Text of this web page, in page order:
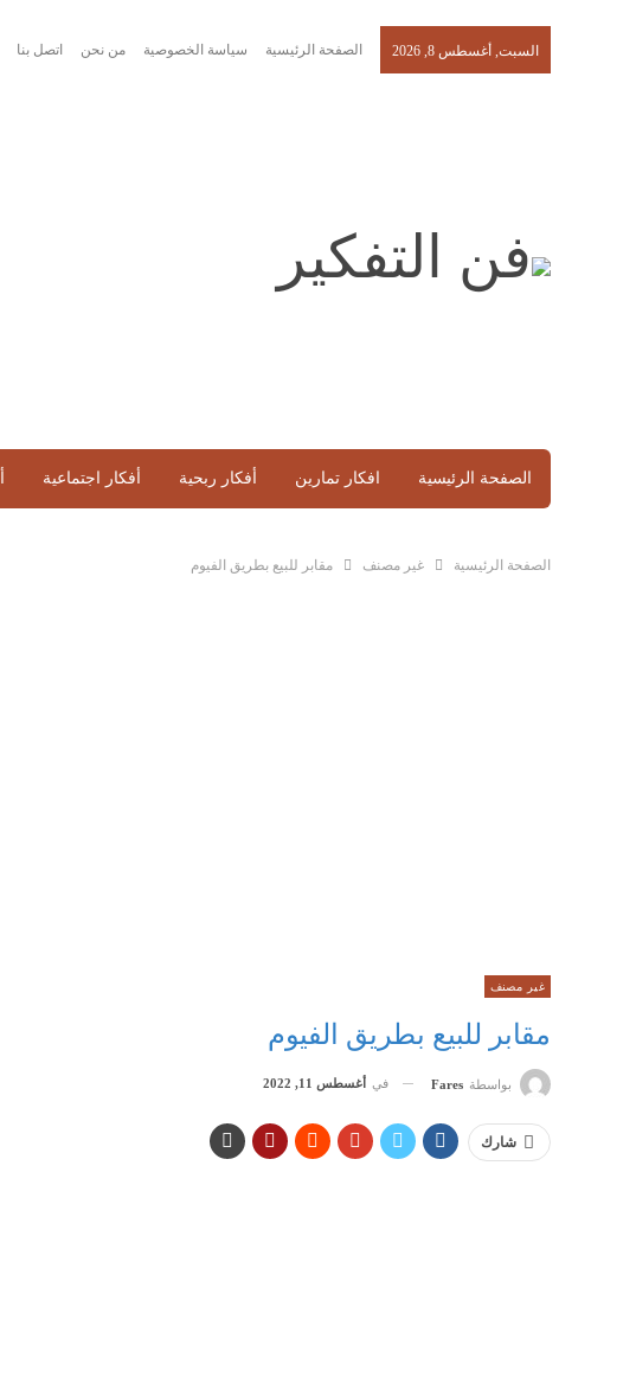
السبت, أغسطس 8, 2026 الصفحة الرئيسية سياسة الخصوصية من نحن اتصل بنا
الصفحة الرئيسية افكار تمارين أفكار ربحية أفكار اجتماعية
الصفحة الرئيسية غير مصنف مقابر للبيع بطريق الفيوم
غير مصنف
مقابر للبيع بطريق الفيوم
بواسطة Fares في أغسطس 11, 2022
شارك